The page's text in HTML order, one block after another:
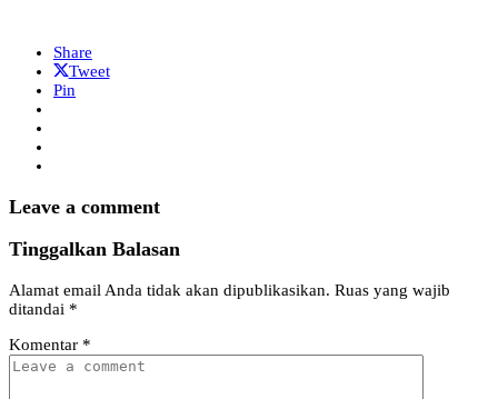
Share
Tweet
Pin
Leave a comment
Tinggalkan Balasan
Alamat email Anda tidak akan dipublikasikan. Ruas yang wajib
ditandai *
Komentar *